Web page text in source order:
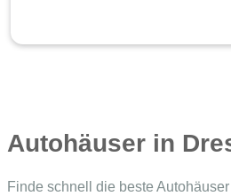
Autohäuser in
Finde schnell die beste